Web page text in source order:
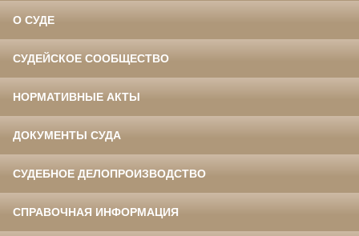
О СУДЕ
СУДЕЙСКОЕ СООБЩЕСТВО
НОРМАТИВНЫЕ АКТЫ
ДОКУМЕНТЫ СУДА
СУДЕБНОЕ ДЕЛОПРОИЗВОДСТВО
СПРАВОЧНАЯ ИНФОРМАЦИЯ